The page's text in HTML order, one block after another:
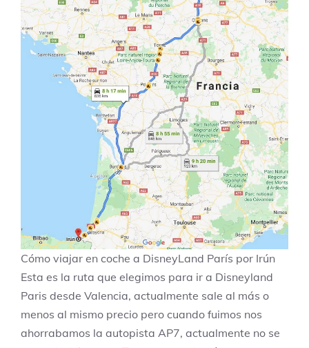
Cómo viajar en coche a DisneyLand París por Irún
Esta es la ruta que elegimos para ir a Disneyland
Paris desde Valencia, actualmente sale al más o
menos al mismo precio pero cuando fuimos nos
ahorrabamos la autopista AP7, actualmente no se